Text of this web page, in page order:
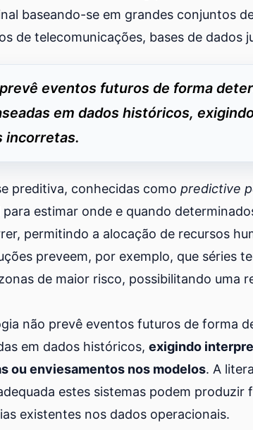
baseando-se em grandes conjuntos
de telecomunicações, bases de dados
eventos futuros de forma
em dados históricos,
incorretas.
preditiva, conhecidas como predictive
estimar onde e quando
permitindo a alocação de recursos
preveem, por exemplo, que séries
de maior risco, possibilitando uma
não prevê eventos futuros de forma
em dados históricos, exigindo
ou enviesamentos nos modelos. A
estes sistemas podem produzir
existentes nos dados operacionais.